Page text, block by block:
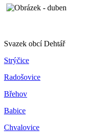
Svazek obcí Dehtář
Strýčice
Radošovice
Břehov
Babice
Chvalovice